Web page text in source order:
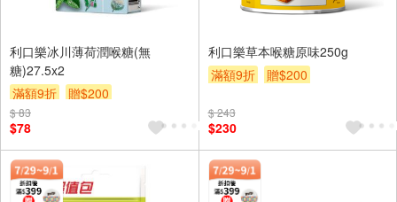
利口樂冰川薄荷潤喉糖(無
糖)27.5x2
滿額9折
贈$200
$ 83
$78
利口樂草本喉糖原味250g
滿額9折
贈$200
$ 243
$230